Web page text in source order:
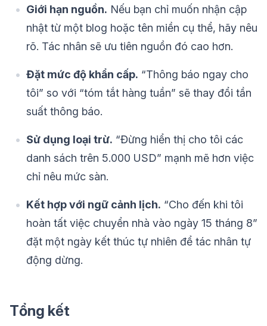
Giới hạn nguồn. Nếu bạn chỉ muốn nhận cập
nhật từ một blog hoặc tên miền cụ thể, hãy nêu
rõ. Tác nhân sẽ ưu tiên nguồn đó cao hơn.
Đặt mức độ khẩn cấp. “Thông báo ngay cho
tôi” so với “tóm tắt hàng tuần” sẽ thay đổi tần
suất thông báo.
Sử dụng loại trừ. “Đừng hiển thị cho tôi các
danh sách trên 5.000 USD” mạnh mẽ hơn việc
chỉ nêu mức sàn.
Kết hợp với ngữ cảnh lịch. “Cho đến khi tôi
hoàn tất việc chuyển nhà vào ngày 15 tháng 8”
đặt một ngày kết thúc tự nhiên để tác nhân tự
động dừng.
Tổng kết